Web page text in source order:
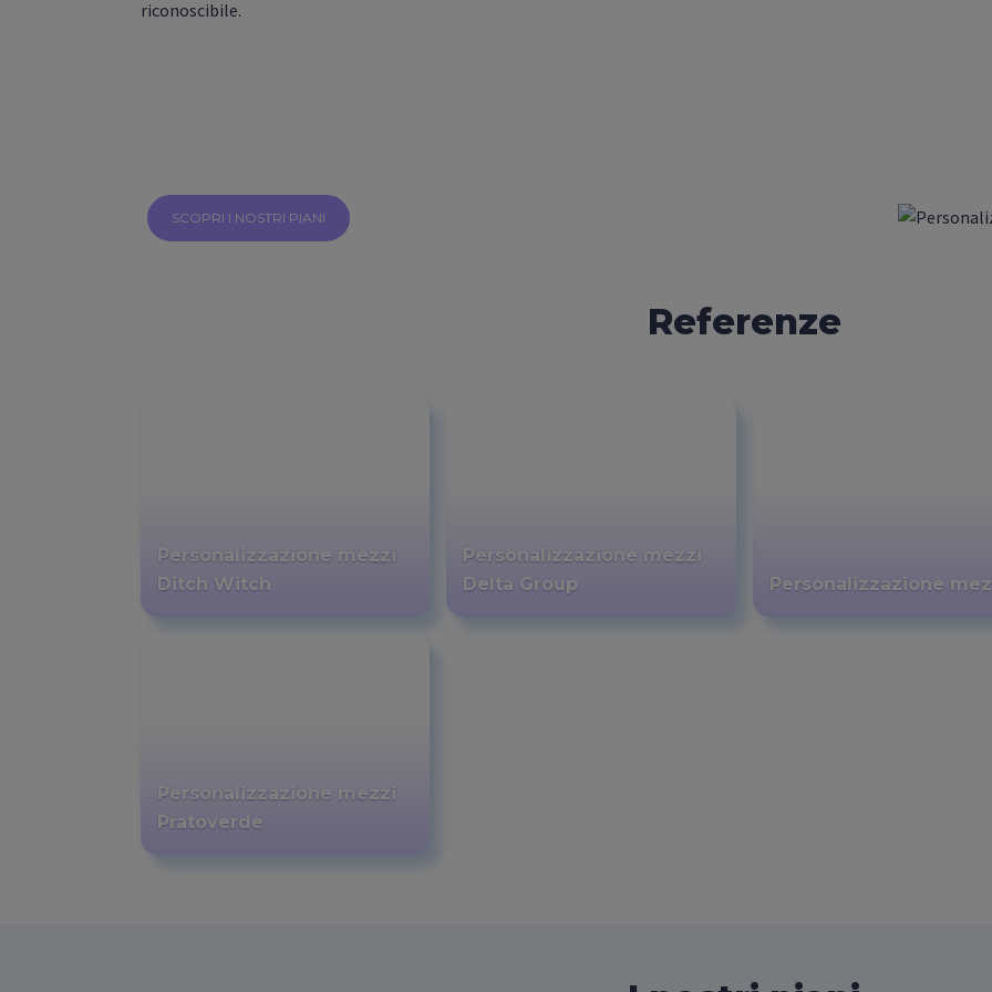
riconoscibile.
SCOPRI I NOSTRI PIANI
Referenze
Personalizzazione mezzi
Ditch Witch
Personalizzazione mezzi
Delta Group
Personalizzazione
Personalizzazione mezzi
Pratoverde